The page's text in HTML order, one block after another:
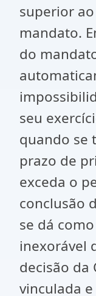
superior
mandato.
do
seu
quando se
prazo de
exceda o
conclusão
se dá
inexorável
decisão da
vinculada